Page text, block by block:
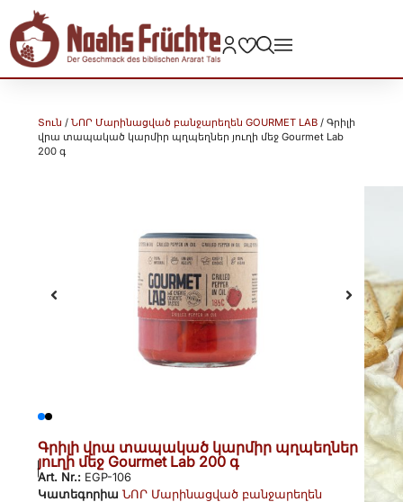
Տուն /ՆՈՐ Մարինացված բանջարեղեն GOURMET LAB / Գրիլի
վրա տապակած կարմիր պղպեղներ յուղի մեջ Gourmet Lab
200 գ
Գրիլի վրա տապակած կարմիր պղպեղներ
յուղի մեջ Gourmet Lab 200 գ
Art. Nr.: EGP-106
Կատեգորիա ՆՈՐ Մարինացված բանջարեղեն